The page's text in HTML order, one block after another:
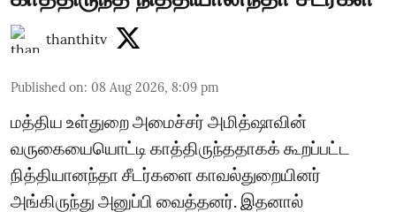
thanthitv
Published on: 08 Aug 2026, 8:09 pm
மத்திய உள்துறை அமைச்சர் அமித்ஷாவின்
வருகையையொட்டி காத்திருந்ததாகக் கூறப்பட்ட
நித்தியானந்தா சீடர்களை காவல்துறையினர்
அங்கிருந்து அனுப்பி வைத்தனர். இதனால்